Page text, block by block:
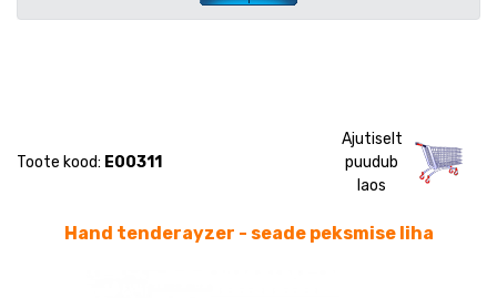
Toote kood: E00311
Ajutiselt
puudub
laos
Hand tenderayzer - seade peksmise liha